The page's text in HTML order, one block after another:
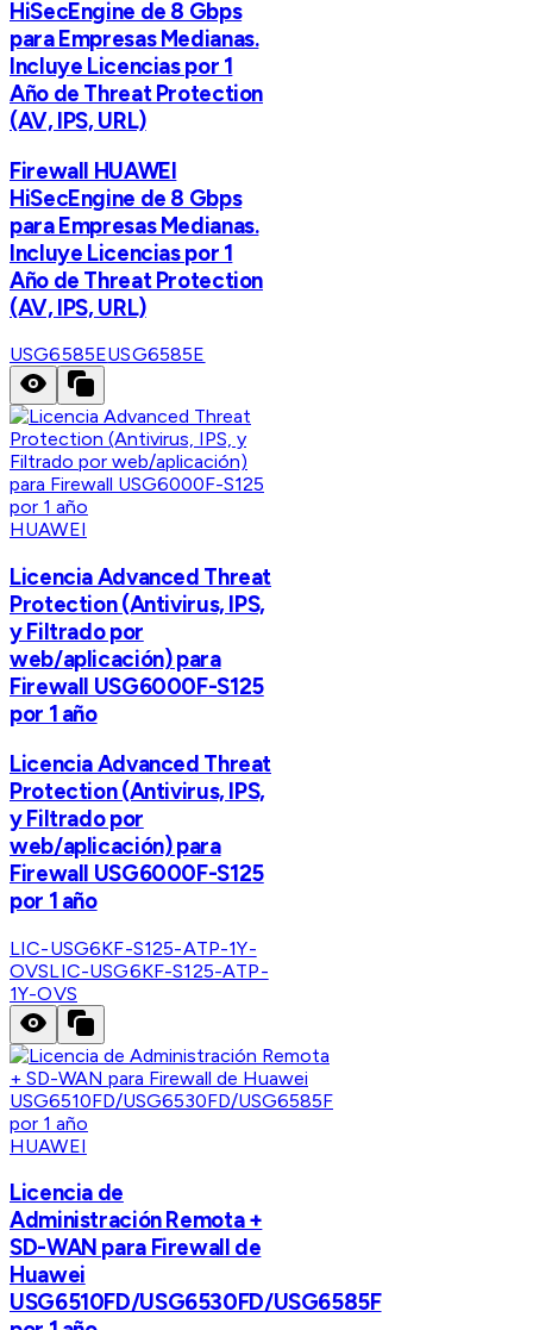
HiSecEngine de 8 Gbps
para Empresas Medianas.
Incluye Licencias por 1
Año de Threat Protection
(AV, IPS, URL)
Firewall HUAWEI
HiSecEngine de 8 Gbps
para Empresas Medianas.
Incluye Licencias por 1
Año de Threat Protection
(AV, IPS, URL)
USG6585EUSG6585E
HUAWEI
Licencia Advanced Threat
Protection (Antivirus, IPS,
y Filtrado por
web/aplicación) para
Firewall USG6000F-S125
por 1 año
Licencia Advanced Threat
Protection (Antivirus, IPS,
y Filtrado por
web/aplicación) para
Firewall USG6000F-S125
por 1 año
LIC-USG6KF-S125-ATP-1Y-
OVSLIC-USG6KF-S125-ATP-
1Y-OVS
HUAWEI
Licencia de
Administración Remota +
SD-WAN para Firewall de
Huawei
USG6510FD/USG6530FD/USG6585F